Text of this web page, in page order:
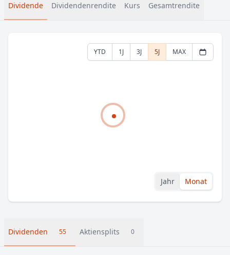
Dividende Dividendenrendite Kurs Gesamtrendite
YTD 1J 3J 5J MAX
Jahr Monat
Dividenden 55 Aktiensplits 0